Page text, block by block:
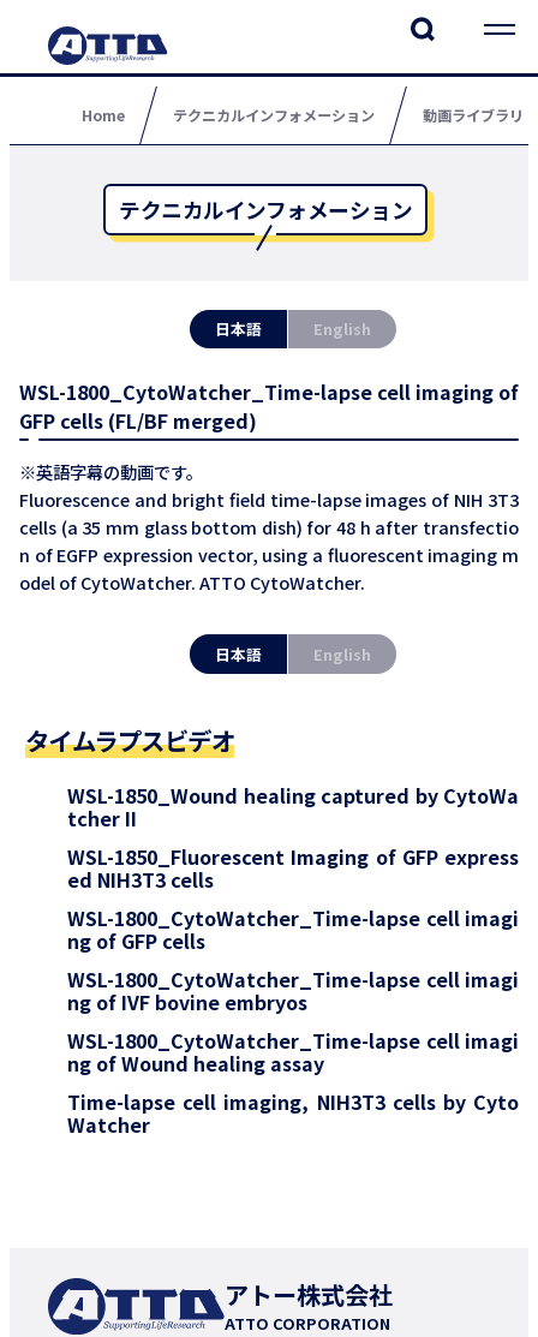
Home テクニカルインフォメーション 動画ライブラリ
テクニカルインフォメーション
日本語 English
WSL-1800_CytoWatcher_Time-lapse cell imaging of
GFP cells (FL/BF merged)
※英語字幕の動画です。
Fluorescence and bright field time-lapse images of NIH 3T3
cells (a 35 mm glass bottom dish) for 48 h after transfectio
n of EGFP expression vector, using a fluorescent imaging m
odel of CytoWatcher. ATTO CytoWatcher.
日本語 English
タイムラプスビデオ
WSL-1850_Wound healing captured by CytoWa
tcher II
WSL-1850_Fluorescent Imaging of GFP express
ed NIH3T3 cells
WSL-1800_CytoWatcher_Time-lapse cell imagi
ng of GFP cells
WSL-1800_CytoWatcher_Time-lapse cell imagi
ng of IVF bovine embryos
WSL-1800_CytoWatcher_Time-lapse cell imagi
ng of Wound healing assay
Time-lapse cell imaging, NIH3T3 cells by Cyto
Watcher
アトー株式会社
ATTO CORPORATION